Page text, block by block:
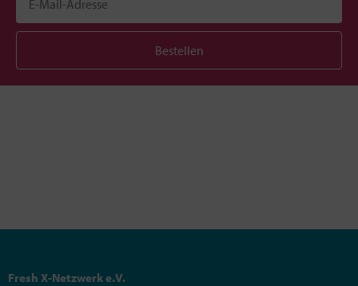
Bestellen
Fresh X-Netzwerk e.V.